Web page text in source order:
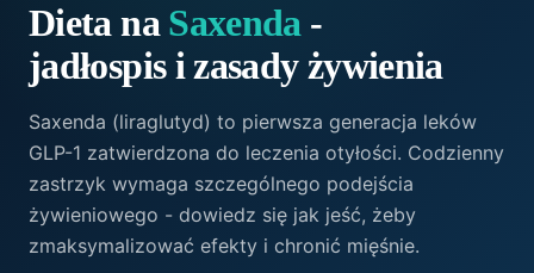
Dieta na Saxenda -
jadłospis i zasady żywienia
Saxenda (liraglutyd) to pierwsza generacja leków
GLP-1 zatwierdzona do leczenia otyłości. Codzienny
zastrzyk wymaga szczególnego podejścia
żywieniowego - dowiedz się jak jeść, żeby
zmaksymalizować efekty i chronić mięśnie.